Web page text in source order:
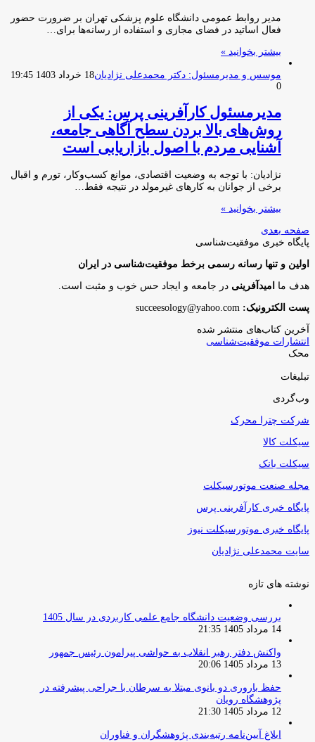
مدیر روابط عمومی دانشگاه علوم پزشکی تهران بر ضرورت حضور
فعال اساتید در فضای مجازی و استفاده از رسانه‌ها برای…
بیشتر بخوانید »
موسس و مدیرمسئول: دکتر محمدعلی نژادیان18 خرداد 1403 19:45
0
مدیرمسئول کارآفرینی پرس: یکی از
روش‌های بالا بردن سطح آگاهی جامعه،
آشنایی مردم با اصول بازاریابی است
نژادیان: با توجه به وضعیت اقتصادی، موانع کسب‌و‌کار، تورم و اقبال
برخی از جوانان به کارهای غیرمولد در نتیجه فقط…
بیشتر بخوانید »
صفحه بعدی
پایگاه‌ خبری موفقیت‌شناسی
اولین و تنها رسانه رسمی برخط موفقیت‌شناسی در ایران
هدف ما امیدآفرینی در جامعه و ایجاد حس خوب و مثبت است.
پست الکترونیک:
آخرین کتاب‌های منتشر شده
انتشارات موفقیت‌شناسی
محک
تبلیغات
وب‌گردی
شرکت چترا محرک
سیکلت کالا
سیکلت بانک
مجله صنعت موتورسیکلت
پایگاه خبری کارآفرینی پرس
پایگاه خبری موتورسیکلت نیوز
سایت محمدعلی نژادیان
نوشته های تازه
بررسی وضعیت دانشگاه جامع علمی کاربردی در سال 1405
14 مرداد 1405 21:35
واکنش دفتر رهبر انقلاب به حواشی پیرامون رئیس جمهور
13 مرداد 1405 20:06
حفظ باروری دو بانوی مبتلا به سرطان با جراحی پیشرفته در
پژوهشگاه رویان
12 مرداد 1405 21:30
ابلاغ آیین‌نامه رتبه‌بندی پژوهشگران و فناوران